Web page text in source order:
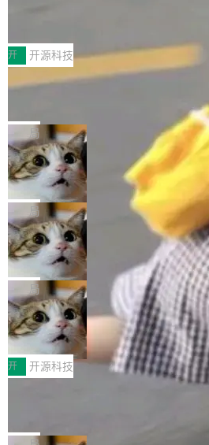
常维护操作，并完整支持 Iceberg V3 格
村国家自主创新示范区会议中心开幕。
由中关村智联软件服务业质量创新联盟
“智构可信·质创未来——AI原生时代的质
式”为主题，直面AI从实验室走向规模
的核心质量命题。会上，《2026智能研
工具选型手册》发布，Testin云测的
nt智能测试系统入选AI测试领域代表产
O而言，这提示了一个转变：AI测试正
工具升级为企业的质量基础设施。 CIO
现实 过去两年，CIO们的焦虑清单上多
一是如何让大模型和智能体应用安全地
向生产，二是如何让测试团队跟得上AI
开 开源科技
让非法状态不可表示：一篇关于 ADT
有一种东西，一旦用过就回不去了。
eev 管它叫"软件设计的基石"。 他说的
鲜——代数数据类型（ADT），尤其是
（sum type）。但他说清楚了一件事：
型系统的学术体操，是日常编码的思维
章从一个简单的例子切入。一个网站的
设置，如果用布尔值 + 可空字段来表
ean 表示是否可切换，nullable 的默认
色方案、深色方案——会产生大量无意
合。方案缺了、配置冲突了、全 null 了
哪些组合有效，作者说，你得靠"文档
者部落知识"。 换个写法。Rust 的
变体：Switchable...
局
Cloudflare 开源内部企业 AI 平台
dflare OS
Cloudflare 发布了一个开源项目
S。如果你只看官方博客，你会觉得这
个"AI 知识库 + 聊天机器人"——每个大
做，没什么新鲜的。 但 Kenton Varda
r 上把事情说清楚了： 今天我们发布了
re OS，一个带连接器的聊天机器人，
有科技公司做的一样。只不过，实际上
样。这是 Sandstorm.io 的重制版，我
那个创业公司。不同的是，这次它构建
lare Workers 上——我花了九年时间搭
——并且深度集成了 AI。这基本上是我
局
Deno 团队开源 Celld，可自托管的
布式 Durable Objects
Ryan Dahl 领导的 Deno 团队推出了最
目 Celld，一个能在自己机器上运行
Workers 和 Durable Objects 的守护进
计思路很直接：每个对象是一个独立的
数据库，按名称寻址，复制到你自己的
存储库里。节点之间只通过这个存储
没有控制平面，没有共识协议。每个对
个小型数据库，应用天然按分片构建，
库的竞争和爆炸半径问题在设计层面就
了。 闲置的 cell 会休眠到几乎不占资
局
鲁大师7月新机性能/流畅/AI榜：
性能、流畅双第一，三星Galaxy Z
新折叠缺席
2026年7月的手机市场，由于存储等硬
增，手机厂商的日子也不好过啊，新机
放缓，因此硝烟味淡了许多。新机参数
Fold8 / Z Flip8）外，其余要么是中低
例如iQOO Z11i、REDMI Note 17、
开 开源科技
Zed 编辑器团队发布了新项目
个在 git commit 之间记录每一次编辑